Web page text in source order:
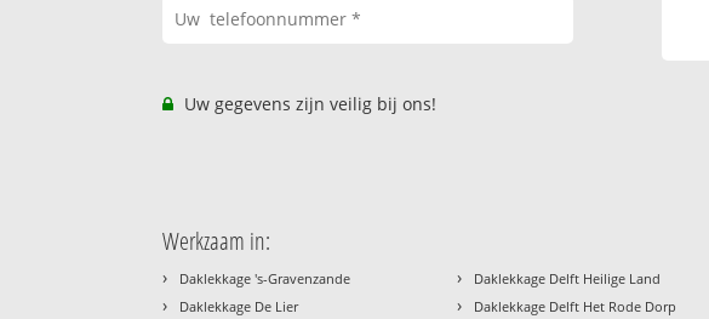
Uw gegevens zijn veilig bij ons!
Werkzaam in:
› Daklekkage 's-Gravenzande
› Daklekkage De Lier
› Daklekkage Delft Heilige Land
› Daklekkage Delft Het Rode Dorp